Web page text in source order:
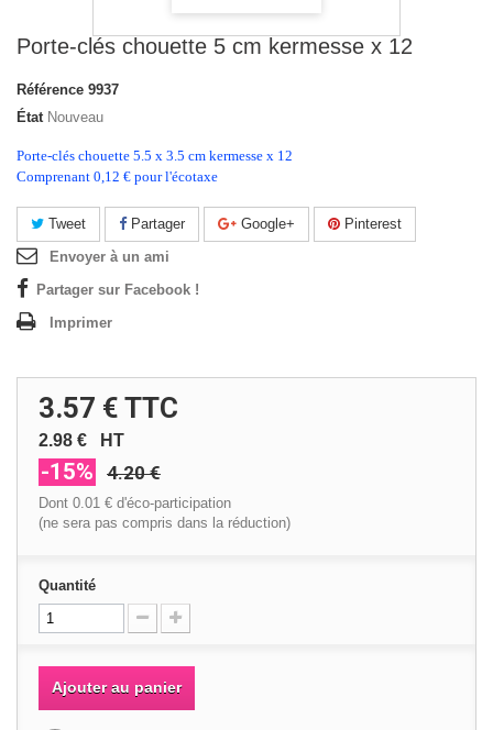
Porte-clés chouette 5 cm kermesse x 12
Référence 9937
État Nouveau
Porte-clés chouette 5.5 x 3.5 cm kermesse x 12
Comprenant 0,12 € pour l'écotaxe
Tweet Partager Google+
Pinterest
Envoyer à un ami
Partager sur Facebook !
Imprimer
3.57 € TTC
2.98 € HT
-15% 4.20 €
Dont 0.01 € d'éco-participation
(ne sera pas compris dans la réduction)
Quantité
Ajouter au panier